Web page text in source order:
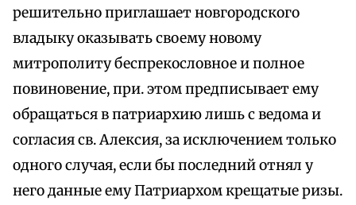
решительно приглашает новгородского
владыку оказывать своему новому
митрополиту беспрекословное и полное
повиновение, при. этом предписывает ему
обращаться в патриархию лишь с ведома и
согласия св. Алексия, за исключением только
одного случая, если бы последний отнял у
него данные ему Патриархом крещатые ризы.